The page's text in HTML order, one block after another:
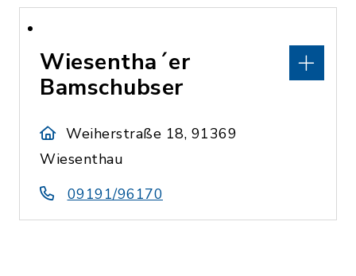
Wiesentha´er
Bamschubser
Weiherstraße 18, 91369
Wiesenthau
09191/96170